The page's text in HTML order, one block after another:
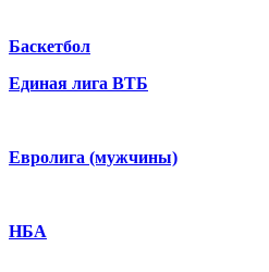
Баскетбол
Единая лига ВТБ
Евролига (мужчины)
НБА